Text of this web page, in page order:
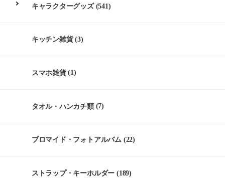
キャラクターグッズ(541)
キッチン雑貨(3)
スマホ雑貨(1)
タオル・ハンカチ類(7)
ブロマイド・フォトアルバム (22)
ストラップ・キーホルダー (189)